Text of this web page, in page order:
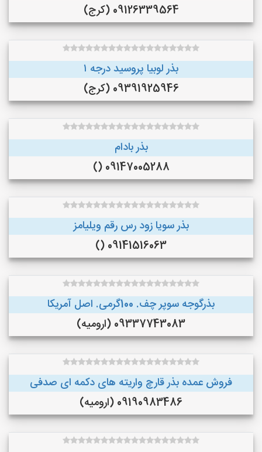
09126339564 (کرج)
بذر لوبیا پروسید درجه ۱
09391925946 (کرج)
بذر بادام
09147005288 ()
بذر سویا زود رس رقم ویلیامز
09141516063 ()
بذرگوجه‌ سوپر چف. 100گرمی. اصل آمریکا
09337743083 (ارومیه)
فروش عمده بذر قارچ واریته های دکمه ای صدفی
09190983486 (ارومیه)